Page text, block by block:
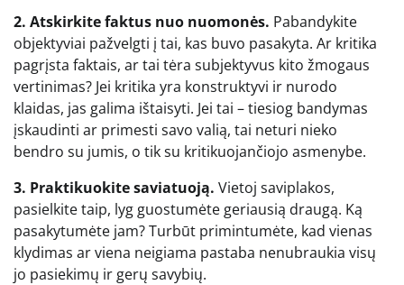
2. Atskirkite faktus nuo nuomonės. Pabandykite
objektyviai pažvelgti į tai, kas buvo pasakyta. Ar kritika
pagrįsta faktais, ar tai tėra subjektyvus kito žmogaus
vertinimas? Jei kritika yra konstruktyvi ir nurodo
klaidas, jas galima ištaisyti. Jei tai – tiesiog bandymas
įskaudinti ar primesti savo valią, tai neturi nieko
bendro su jumis, o tik su kritikuojančiojo asmenybe.
3. Praktikuokite saviatuoją. Vietoj saviplakos,
pasielkite taip, lyg guostumėte geriausią draugą. Ką
pasakytumėte jam? Turbūt primintumėte, kad vienas
klydimas ar viena neigiama pastaba nenubraukia visų
jo pasiekimų ir gerų savybių.